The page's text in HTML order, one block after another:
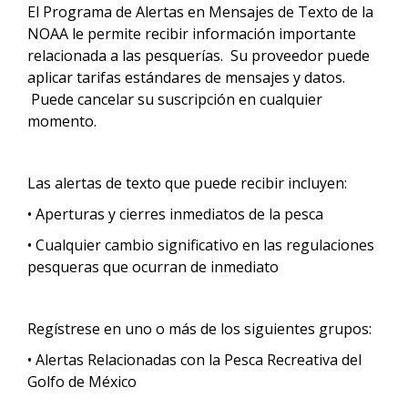
El Programa de Alertas en Mensajes de Texto de la
NOAA le permite recibir información importante
relacionada a las pesquerías. Su proveedor puede
aplicar tarifas estándares de mensajes y datos.
Puede cancelar su suscripción en cualquier
momento.
Las alertas de texto que puede recibir incluyen:
• Aperturas y cierres inmediatos de la pesca
• Cualquier cambio significativo en las regulaciones
pesqueras que ocurran de inmediato
Regístrese en uno o más de los siguientes grupos:
• Alertas Relacionadas con la Pesca Recreativa del
Golfo de México